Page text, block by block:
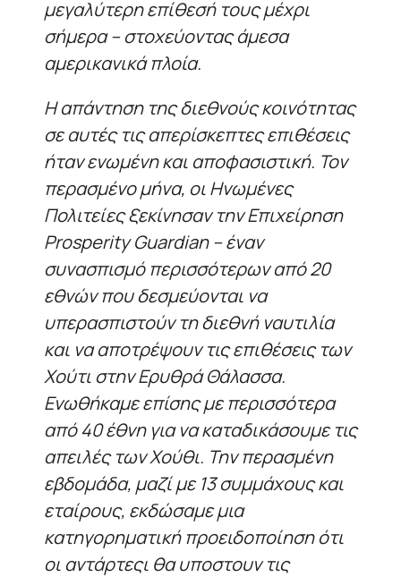
μεγαλύτερη επίθεσή τους μέχρι
σήμερα – στοχεύοντας άμεσα
αμερικανικά πλοία.
Η απάντηση της διεθνούς κοινότητας
σε αυτές τις απερίσκεπτες επιθέσεις
ήταν ενωμένη και αποφασιστική. Τον
περασμένο μήνα, οι Ηνωμένες
Πολιτείες ξεκίνησαν την Επιχείρηση
Prosperity Guardian – έναν
συνασπισμό περισσότερων από 20
εθνών που δεσμεύονται να
υπερασπιστούν τη διεθνή ναυτιλία
και να αποτρέψουν τις επιθέσεις των
Χούτι στην Ερυθρά Θάλασσα.
Ενωθήκαμε επίσης με περισσότερα
από 40 έθνη για να καταδικάσουμε τις
απειλές των Χούθι. Την περασμένη
εβδομάδα, μαζί με 13 συμμάχους και
εταίρους, εκδώσαμε μια
κατηγορηματική προειδοποίηση ότι
οι αντάρτεςι θα υποστουν τις